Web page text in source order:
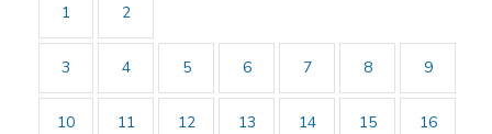
1
2
3 4 5 6 7 8 9
10 11 12 13 14 15 16